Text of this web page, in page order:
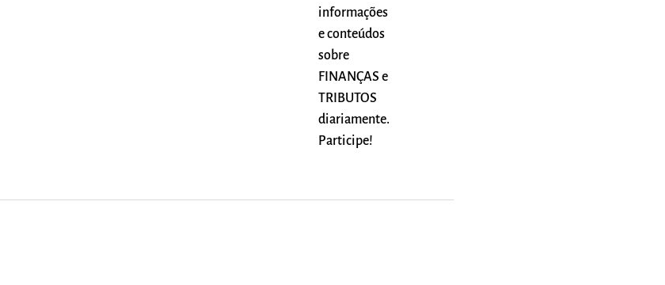
informações
e conteúdos
sobre
FINANÇAS e
TRIBUTOS
diariamente.
Participe!